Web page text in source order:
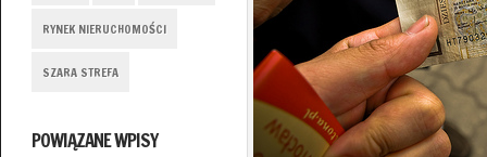
RYNEK NIERUCHOMOŚCI
SZARA STREFA
POWIĄZANE WPISY